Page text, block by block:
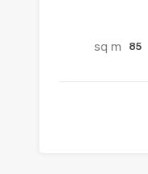
85
sq m